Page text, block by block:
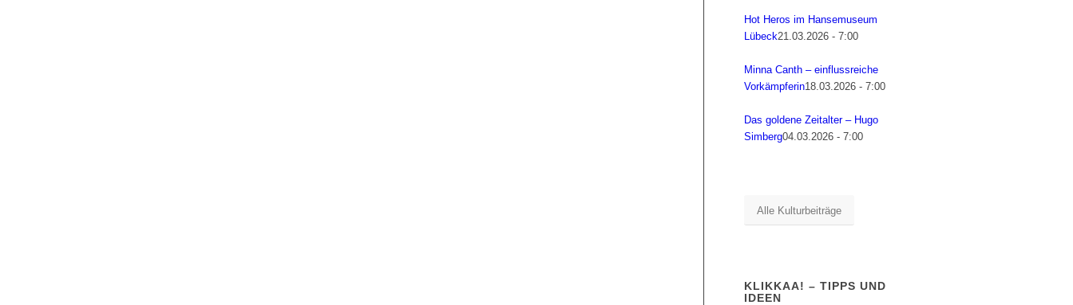
Hot Heros im Hansemuseum
Lübeck21.03.2026 - 7:00
Minna Canth – einflussreiche
Vorkämpferin18.03.2026 - 7:00
Das goldene Zeitalter – Hugo
Simberg04.03.2026 - 7:00
Alle Kulturbeiträge
KLIKKAA! – TIPPS UND
IDEEN